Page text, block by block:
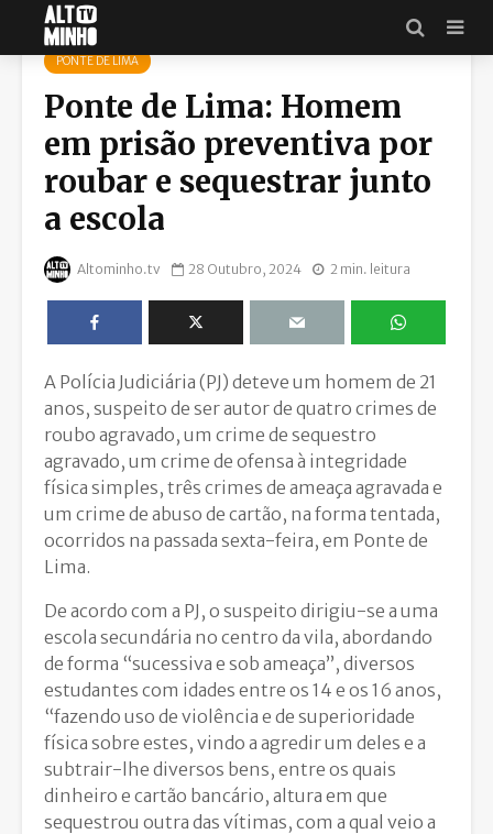
PONTE DE LIMA
Ponte de Lima: Homem
em prisão preventiva por
roubar e sequestrar junto
a escola
Altominho.tv 28 Outubro, 2024 2 min. leitura
A Polícia Judiciária (PJ) deteve um homem de 21
anos, suspeito de ser autor de quatro crimes de
roubo agravado, um crime de sequestro
agravado, um crime de ofensa à integridade
física simples, três crimes de ameaça agravada e
um crime de abuso de cartão, na forma tentada,
ocorridos na passada sexta-feira, em Ponte de
Lima.
De acordo com a PJ, o suspeito dirigiu-se a uma
escola secundária no centro da vila, abordando
de forma “sucessiva e sob ameaça”, diversos
estudantes com idades entre os 14 e os 16 anos,
“fazendo uso de violência e de superioridade
física sobre estes, vindo a agredir um deles e a
subtrair-lhe diversos bens, entre os quais
dinheiro e cartão bancário, altura em que
sequestrou outra das vítimas, com a qual veio a